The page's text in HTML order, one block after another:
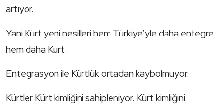
artıyor.
Yani Kürt yeni nesilleri hem Türkiye’yle daha entegre
hem daha Kürt.
Entegrasyon ile Kürtlük ortadan kaybolmuyor.
Kürtler Kürt kimliğini sahipleniyor. Kürt kimliğini